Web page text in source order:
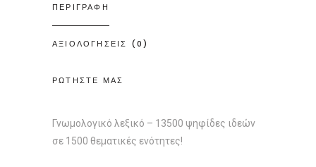
ΠΕΡΙΓΡΑΦΗ
ΑΞΙΟΛΟΓΗΣΕΙΣ (0)
ΡΩΤΗΣΤΕ ΜΑΣ
Γνωμολογικό λεξικό – 13500 ψηφίδες ιδεών
σε 1500 θεματικές ενότητες!